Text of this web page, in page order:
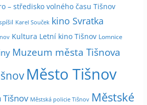
– středisko volného času Tišnov
Karel Souček kino Svratka
Kultura Letní kino Tišnov Lomnice
Muzeum města Tišnova
Město Tišnov
Městská policie Tišnov Městské